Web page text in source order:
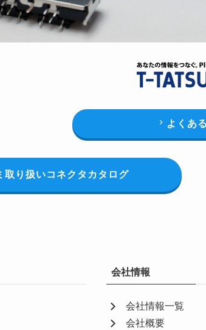
よくあ
取り扱いコネクタカタログ
会社情報
会社情報一覧
会社概要